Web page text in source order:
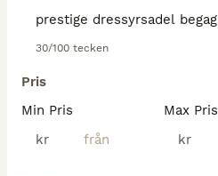
30/100 tecken
Pris
Min Pris
kr
Max Pris
kr